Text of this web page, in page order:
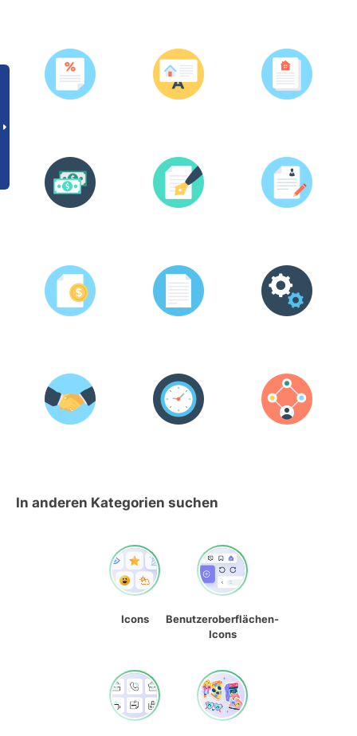
In anderen Kategorien suchen
Icons
Benutzeroberflächen-
Icons